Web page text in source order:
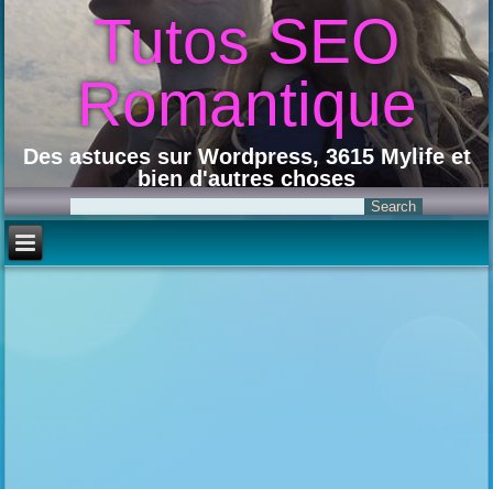
Tutos SEO
Romantique
Des astuces sur Wordpress, 3615 Mylife et
bien d'autres choses